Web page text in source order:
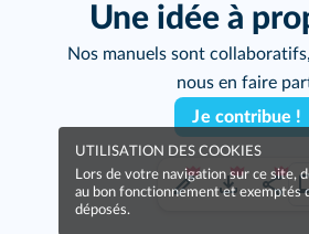
Une idée à
Nos manuels sont
nous en faire
Je contribue !
UTILISATION DES COOKIES
Lors de votre navigation sur ce site,
au bon fonctionnement et exemptés
déposés.